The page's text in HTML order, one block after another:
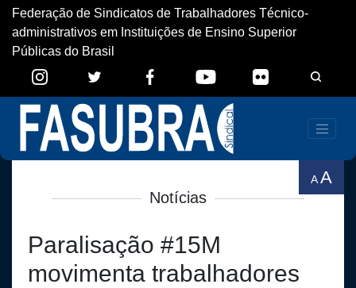
Federação de Sindicatos de Trabalhadores Técnico-
administrativos em Instituições de Ensino Superior
Públicas do Brasil
AA
Notícias
Paralisação #15M
movimenta trabalhadores